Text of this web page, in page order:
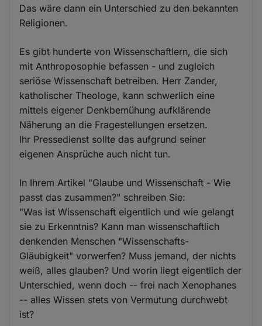
Das wäre dann ein Unterschied zu den bekannten
Religionen.
Es gibt hunderte von Wissenschaftlern, die sich
mit Anthroposophie befassen - und zugleich
seriöse Wissenschaft betreiben. Herr Zander,
katholischer Theologe, kann schwerlich eine
mittels eigener Denkbemühung aufklärende
Näherung an die Fragestellungen ersetzen.
Ihr Pressedienst sollte das aufgrund seiner
eigenen Ansprüche auch nicht tun.
In Ihrem Artikel "Glaube und Wissenschaft - Wie
passt das zusammen?" schreiben Sie:
"Was ist Wissenschaft eigentlich und wie gelangt
sie zu Erkenntnis? Kann man wissenschaftlich
denkenden Menschen "Wissenschafts-
Gläubigkeit" vorwerfen? Muss jemand, der nichts
weiß, alles glauben? Und worin liegt eigentlich der
Unterschied, wenn doch -- frei nach Xenophanes
-- alles Wissen stets von Vermutung durchwebt
ist?